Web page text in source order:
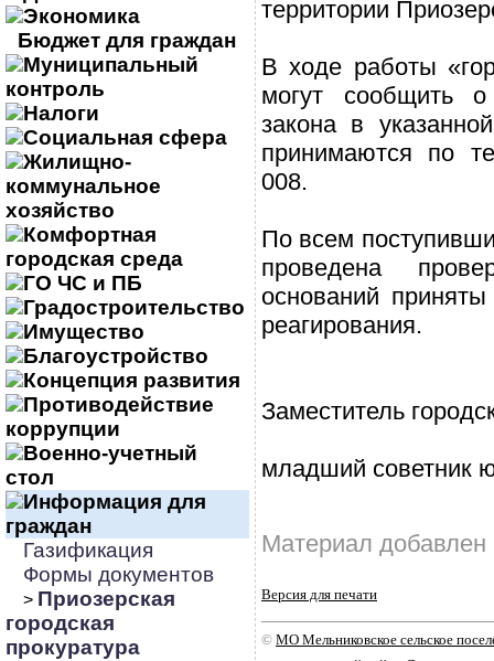
Экономика
Бюджет для граждан
Муниципальный
контроль
Налоги
Социальная сфера
Жилищно-
коммунальное
хозяйство
Комфортная
городская среда
ГО ЧС и ПБ
Градостроительство
Имущество
Благоустройство
Концепция развития
Противодействие
коррупции
Военно-учетный
стол
Информация для
граждан
Газификация
Формы документов
> Приозерская
городская
прокуратура
территории
В ходе работы
могут сообщить
закона в
принимаются по
008.
По всем
проведена
оснований
реагирования.
Заместитель
младший советник
Материал добавлен
Версия для печати
© МО Мельниковское сельское